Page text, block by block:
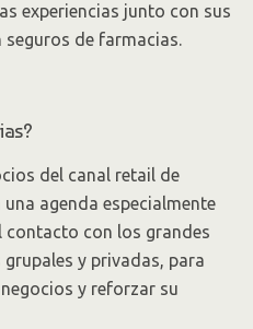
experiencias junto con sus
seguros de farmacias.
del canal retail de
agenda especialmente
contacto con los grandes
y privadas, para
y reforzar su